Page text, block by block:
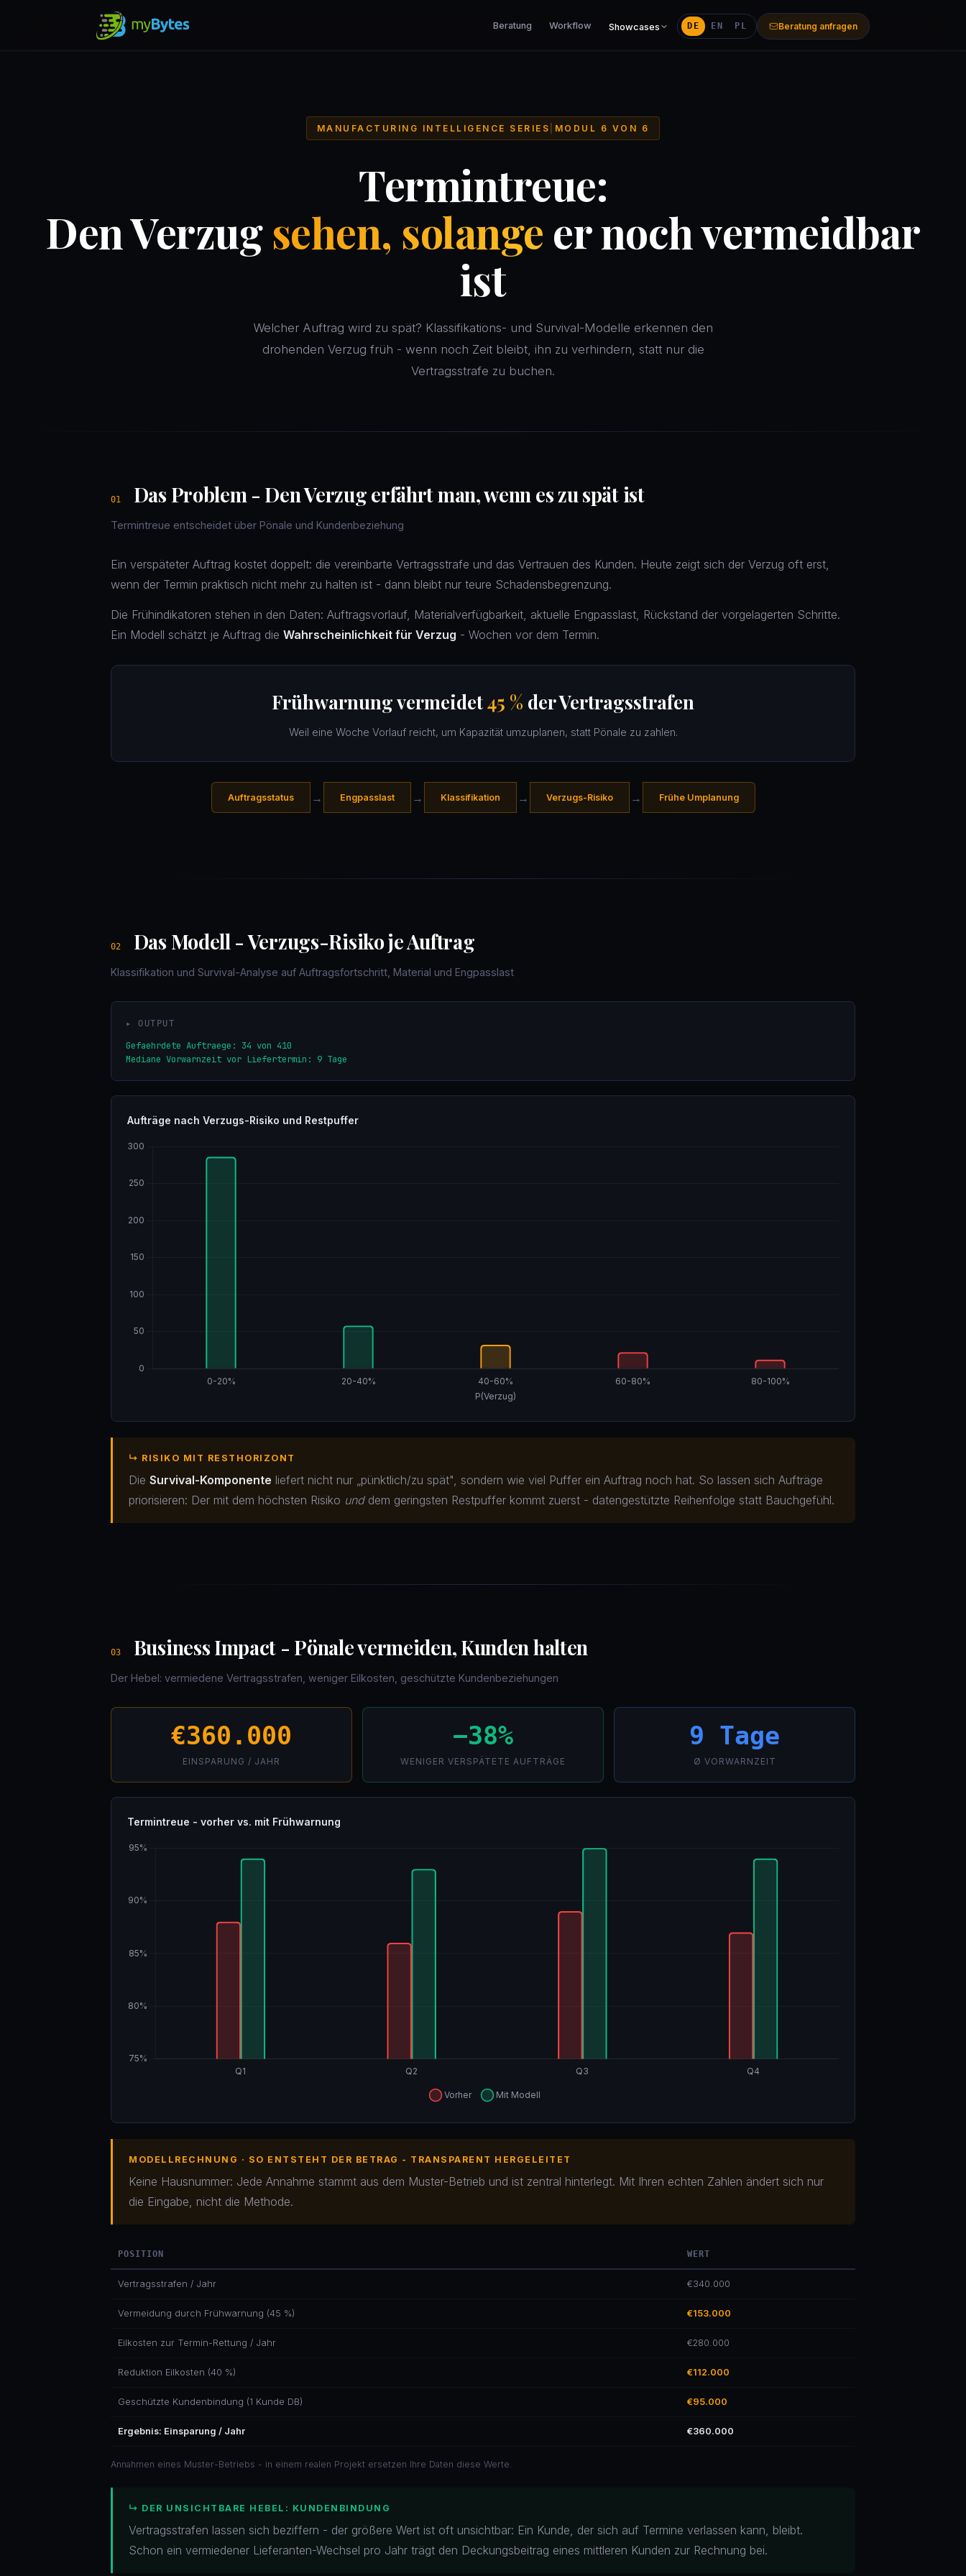
Beratung Workflow Showcases DE EN PL Beratung anfragen
MANUFACTURING INTELLIGENCE SERIES MODUL 6 VON 6
Termintreue:
Den Verzugsehen, solange er noch vermeidbar
ist
Welcher Auftrag wird zu spät? Klassifikations- und Survival-Modelle erkennen den
drohenden Verzug früh - wenn noch Zeit bleibt, ihn zu verhindern, statt nur die
Vertragsstrafe zu buchen.
01 Das Problem - Den Verzug erfährt man, wenn es zu spät ist
Termintreue entscheidet über Pönale und Kundenbeziehung
Ein verspäteter Auftrag kostet doppelt: die vereinbarte Vertragsstrafe und das Vertrauen des Kunden. Heute zeigt sich der Verzug oft erst,
wenn der Termin praktisch nicht mehr zu halten ist - dann bleibt nur teure Schadensbegrenzung.
Die Frühindikatoren stehen in den Daten: Auftragsvorlauf, Materialverfügbarkeit, aktuelle Engpasslast, Rückstand der vorgelagerten Schritte.
Ein Modell schätzt je Auftrag die Wahrscheinlichkeit für Verzug - Wochen vor dem Termin.
Frühwarnung vermeidet45 % der Vertragsstrafen
Weil eine Woche Vorlauf reicht, um Kapazität umzuplanen, statt Pönale zu zahlen.
Auftragsstatus → Engpasslast → Klassifikation → Verzugs-Risiko → Frühe Umplanung
02 Das Modell - Verzugs-Risiko je Auftrag
Klassifikation und Survival-Analyse auf Auftragsfortschritt, Material und Engpasslast
▸ OUTPUT
Gefaehrdete Auftraege: 34 von 410
Mediane Vorwarnzeit vor Liefertermin: 9 Tage
Aufträge nach Verzugs-Risiko und Restpuffer
↳ RISIKO MIT RESTHORIZONT
Die Survival-Komponente liefert nicht nur „pünktlich/zu spät", sondern wie viel Puffer ein Auftrag noch hat. So lassen sich Aufträge
priorisieren: Der mit dem höchsten Risiko unddem geringsten Restpuffer kommt zuerst - datengestützte Reihenfolge statt Bauchgefühl.
03 Business Impact - Pönale vermeiden, Kunden halten
Der Hebel: vermiedene Vertragsstrafen, weniger Eilkosten, geschützte Kundenbeziehungen
€360.000
EINSPARUNG / JAHR
−38%
WENIGER VERSPÄTETE AUFTRÄGE
9 Tage
Ø VORWARNZEIT
Termintreue - vorher vs. mit Frühwarnung
MODELLRECHNUNG · SO ENTSTEHT DER BETRAG - TRANSPARENT HERGELEITET
Keine Hausnummer: Jede Annahme stammt aus dem Muster-Betrieb und ist zentral hinterlegt. Mit Ihren echten Zahlen ändert sich nur
die Eingabe, nicht die Methode.
POSITION WERT
Vertragsstrafen / Jahr €340.000
Vermeidung durch Frühwarnung (45 %) €153.000
Eilkosten zur Termin-Rettung / Jahr €280.000
Reduktion Eilkosten (40 %) €112.000
Geschützte Kundenbindung (1 Kunde DB) €95.000
Ergebnis: Einsparung / Jahr €360.000
Annahmen eines Muster-Betriebs - in einem realen Projekt ersetzen Ihre Daten diese Werte.
↳ DER UNSICHTBARE HEBEL: KUNDENBINDUNG
Vertragsstrafen lassen sich beziffern - der größere Wert ist oft unsichtbar: Ein Kunde, der sich auf Termine verlassen kann, bleibt.
Schon ein vermiedener Lieferanten-Wechsel pro Jahr trägt den Deckungsbeitrag eines mittleren Kunden zur Rechnung bei.